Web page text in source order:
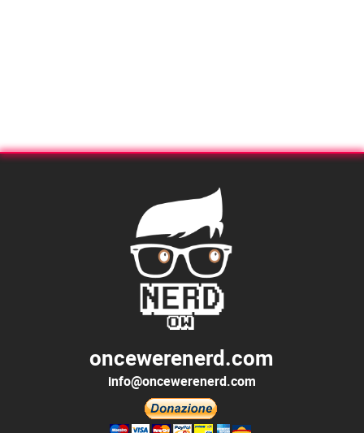
oncewerenerd.com
info@oncewerenerd.com